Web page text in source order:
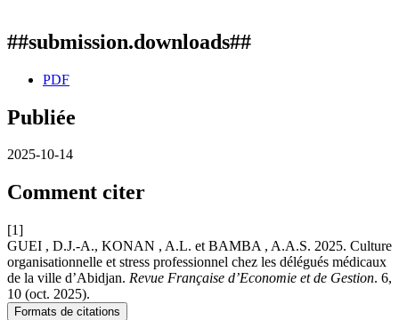
##submission.downloads##
PDF
Publiée
2025-10-14
Comment citer
[1]
GUEI , D.J.-A., KONAN , A.L. et BAMBA , A.A.S. 2025. Culture
organisationnelle et stress professionnel chez les délégués médicaux
de la ville d’Abidjan. Revue Française d’Economie et de Gestion. 6,
10 (oct. 2025).
Formats de citations